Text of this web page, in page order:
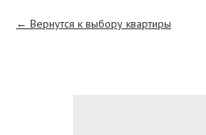
Вернутся к выбору квартиры